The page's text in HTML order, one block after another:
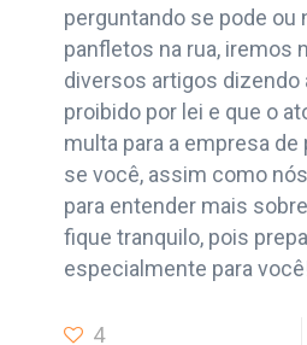
perguntando se pode ou
panfletos na rua, iremos
diversos artigos dizendo
proibido por lei e que o
multa para a empresa
se você, assim como
para entender mais
fique tranquilo, pois
especialmente para
4